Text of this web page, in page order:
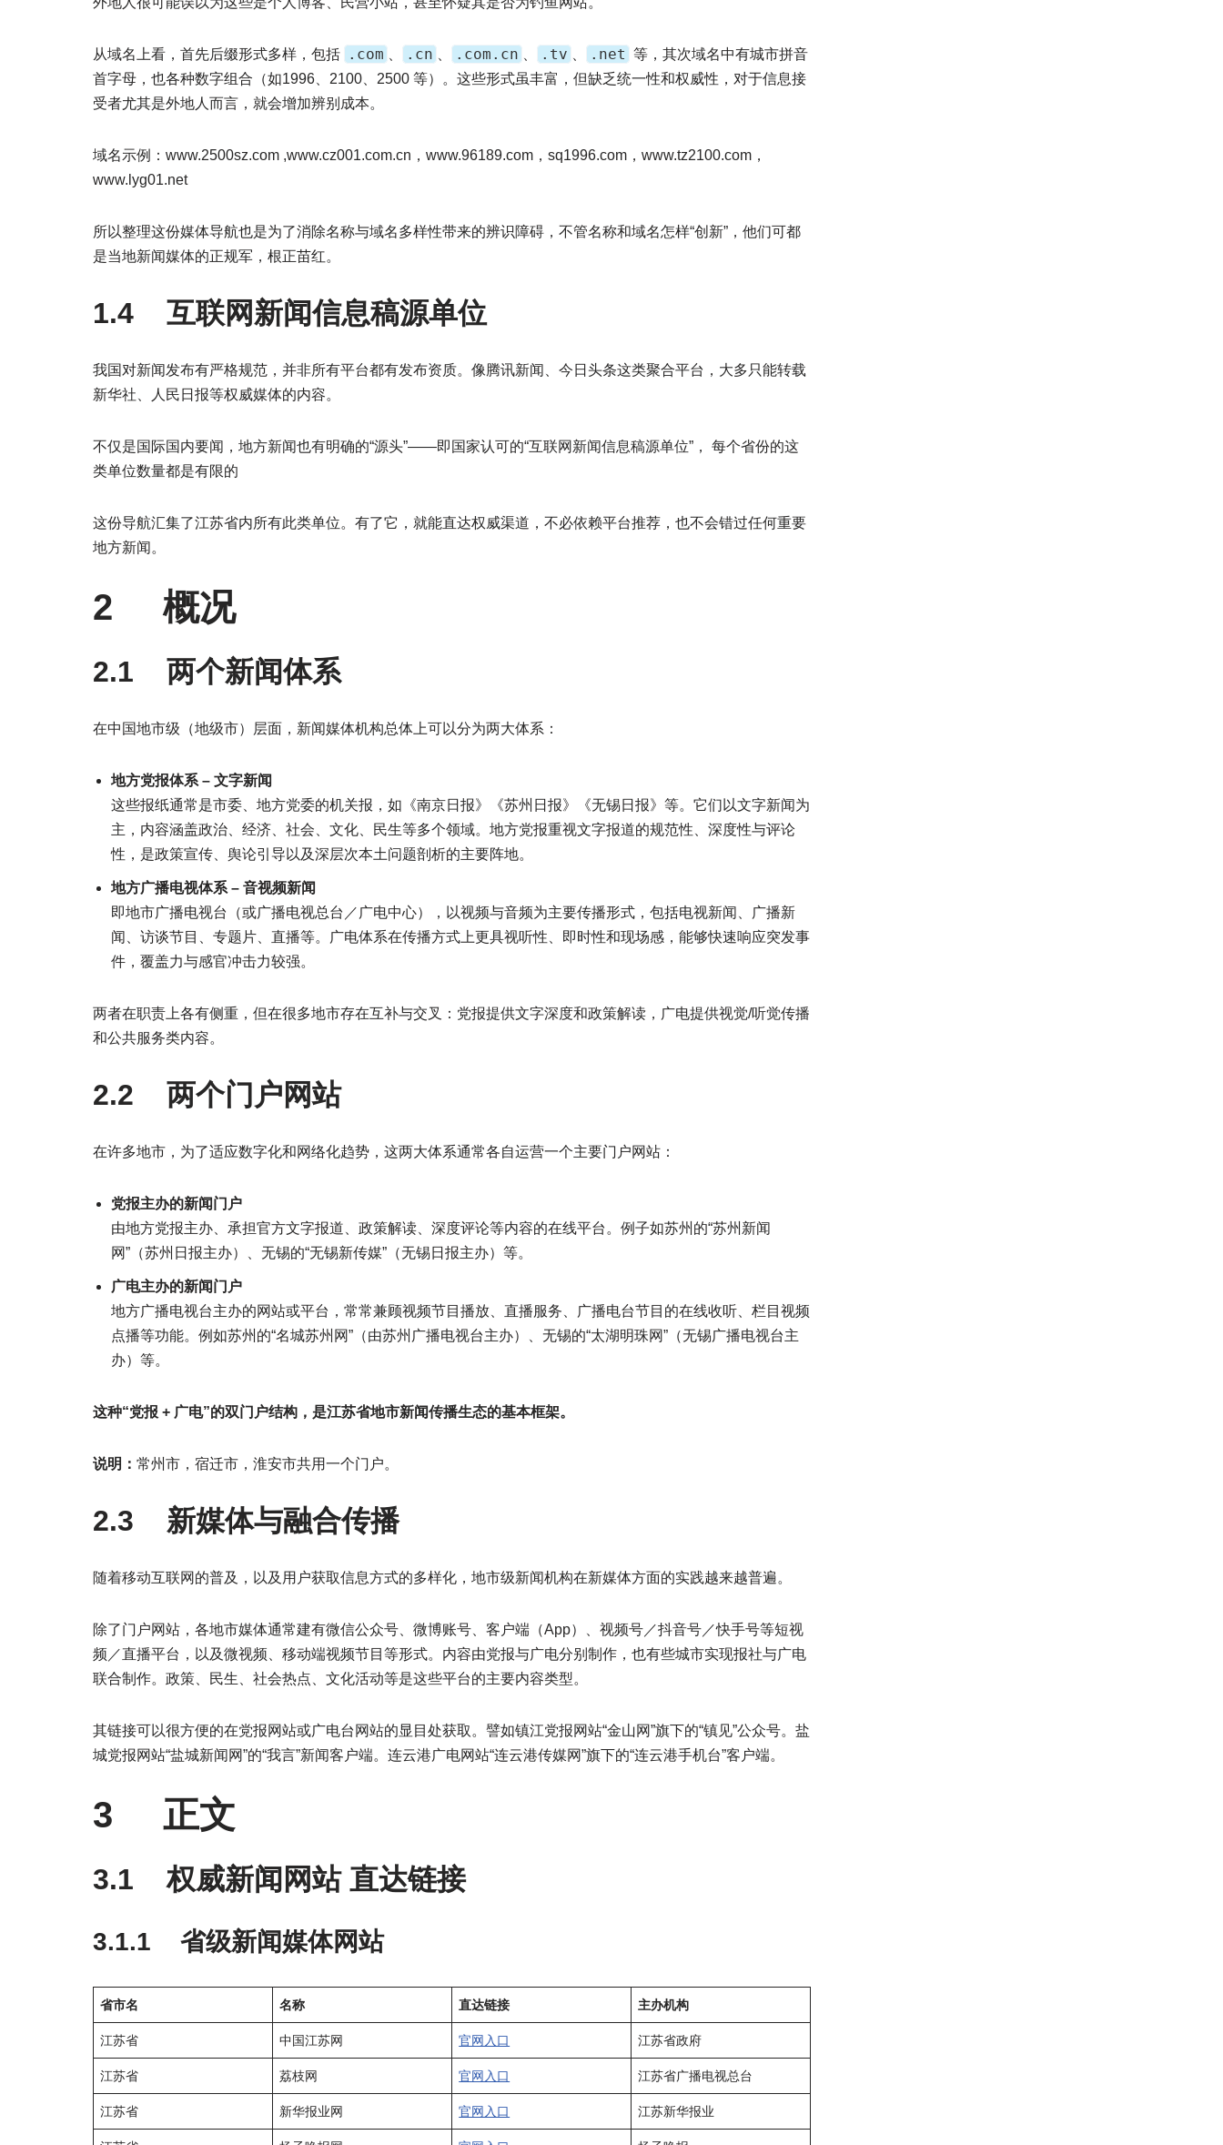
从域名上看，首先后缀形式多样，包括 .com .cn .com.cn .tv .net 等，其次域名中有城市拼音
首字母，也各种数字组合（如1996、2100、2500 等）。这些形式虽丰富，但缺乏统一性和权威性，对于信息接
受者尤其是外地人而言，就会增加辨别成本。
域名示例：www.2500sz.com ,www.cz001.com.cn，www.96189.com，sq1996.com，www.tz2100.com，
www.lyg01.net
所以整理这份媒体导航也是为了消除名称与域名多样性带来的辨识障碍，不管名称和域名怎样“创新”，他们可都
是当地新闻媒体的正规军，根正苗红。
1.4 互联网新闻信息稿源单位
我国对新闻发布有严格规范，并非所有平台都有发布资质。像腾讯新闻、今日头条这类聚合平台，大多只能转载
新华社、人民日报等权威媒体的内容。
不仅是国际国内要闻，地方新闻也有明确的“源头”——即国家认可的“互联网新闻信息稿源单位”， 每个省份的这
类单位数量都是有限的
这份导航汇集了江苏省内所有此类单位。有了它，就能直达权威渠道，不必依赖平台推荐，也不会错过任何重要
地方新闻。
2 概况
2.1 两个新闻体系
在中国地市级（地级市）层面，新闻媒体机构总体上可以分为两大体系：
地方党报体系 – 文字新闻
这些报纸通常是市委、地方党委的机关报，如《南京日报》《苏州日报》《无锡日报》等。它们以文字新闻为
主，内容涵盖政治、经济、社会、文化、民生等多个领域。地方党报重视文字报道的规范性、深度性与评论
性，是政策宣传、舆论引导以及深层次本土问题剖析的主要阵地。
地方广播电视体系 – 音视频新闻
即地市广播电视台（或广播电视总台／广电中心），以视频与音频为主要传播形式，包括电视新闻、广播新
闻、访谈节目、专题片、直播等。广电体系在传播方式上更具视听性、即时性和现场感，能够快速响应突发事
件，覆盖力与感官冲击力较强。
两者在职责上各有侧重，但在很多地市存在互补与交叉：党报提供文字深度和政策解读，广电提供视觉/听觉传播
和公共服务类内容。
2.2 两个门户网站
在许多地市，为了适应数字化和网络化趋势，这两大体系通常各自运营一个主要门户网站：
党报主办的新闻门户
由地方党报主办、承担官方文字报道、政策解读、深度评论等内容的在线平台。例子如苏州的“苏州新闻
网”（苏州日报主办）、无锡的“无锡新传媒”（无锡日报主办）等。
广电主办的新闻门户
地方广播电视台主办的网站或平台，常常兼顾视频节目播放、直播服务、广播电台节目的在线收听、栏目视频
点播等功能。例如苏州的“名城苏州网”（由苏州广播电视台主办）、无锡的“太湖明珠网”（无锡广播电视台主
办）等。
这种“党报 + 广电”的双门户结构，是江苏省地市新闻传播生态的基本框架。
说明： 常州市，宿迁市，淮安市共用一个门户。
2.3 新媒体与融合传播
随着移动互联网的普及，以及用户获取信息方式的多样化，地市级新闻机构在新媒体方面的实践越来越普遍。
除了门户网站，各地市媒体通常建有微信公众号、微博账号、客户端（App）、视频号／抖音号／快手号等短视
频／直播平台，以及微视频、移动端视频节目等形式。内容由党报与广电分别制作，也有些城市实现报社与广电
联合制作。政策、民生、社会热点、文化活动等是这些平台的主要内容类型。
其链接可以很方便的在党报网站或广电台网站的显目处获取。譬如镇江党报网站“金山网”旗下的“镇见”公众号。盐
城党报网站“盐城新闻网”的“我言”新闻客户端。连云港广电网站“连云港传媒网”旗下的“连云港手机台”客户端。
3 正文
3.1 权威新闻网站 直达链接
3.1.1 省级新闻媒体网站
省市名 名称 直达链接 主办机构
江苏省 中国江苏网 官网入口 江苏省政府
江苏省 荔枝网 官网入口 江苏省广播电视总台
江苏省 新华报业网 官网入口 江苏新华报业